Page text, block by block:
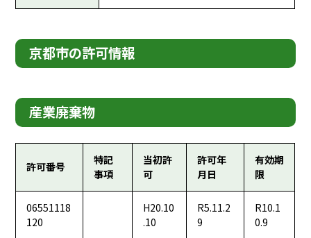
京都市の許可情報
産業廃棄物
許可番号
特記
事項
当初許
可
許可年
月日
有効期
限
06551118
120
H20.10
.10
R5.11.2
9
R10.1
0.9